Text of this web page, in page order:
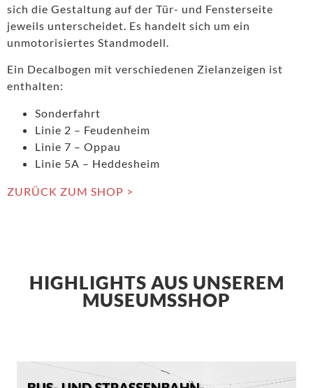
sich die Gestaltung auf der Tür- und Fensterseite
jeweils unterscheidet. Es handelt sich um ein
unmotorisiertes Standmodell.
Ein Decalbogen mit verschiedenen Zielanzeigen ist
enthalten:
Sonderfahrt
Linie 2 – Feudenheim
Linie 7 – Oppau
Linie 5A – Heddesheim
ZURÜCK ZUM SHOP >
HIGHLIGHTS AUS UNSEREM
MUSEUMSSHOP